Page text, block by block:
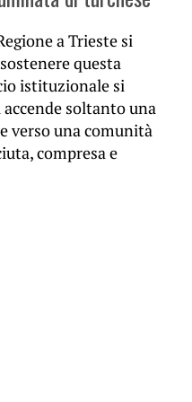
a Trieste si
questa
istituzionale si
soltanto una
verso una comunità
compresa e